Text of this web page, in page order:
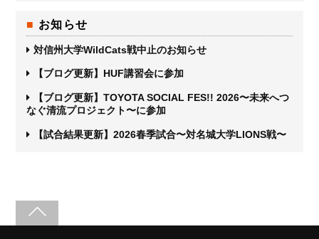
お知らせ
対信州大学WildCats戦中止のお知らせ
【ブログ更新】HUF講習会に参加
【ブログ更新】TOYOTA SOCIAL FES!! 2026〜未来へつ
なぐ清流プロジェクト〜に参加
【試合結果更新】2026春季試合〜対名城大学LIONS戦〜